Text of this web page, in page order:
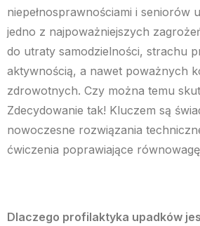
niepełnosprawnościami i seniorów
jedno z najpoważniejszych
do utraty samodzielności, strachu
aktywnością, a nawet poważnych
zdrowotnych. Czy można temu
Zdecydowanie tak! Kluczem są
nowoczesne rozwiązania
ćwiczenia poprawiające równowagę
Dlaczego profilaktyka upadków